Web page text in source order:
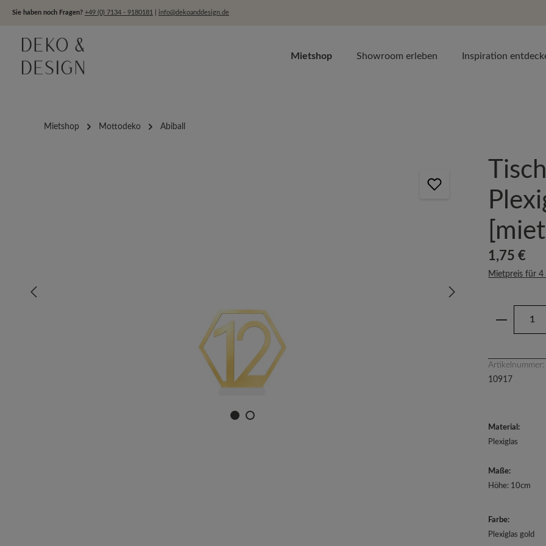
Hauptinhalt springen
Zur Hauptnavigation springen
Sie haben noch Fragen? +49 (0) 7134 - 9180181 info@dekoanddesign.de
Mietshop Showroom erleben Inspiration
Mietshop Mottodeko Abiball
Regulärer
1,75 €
Mietpreis für 4
Artikelnummer:
10917
Material:
Plexiglas
Maße:
Höhe: 10cm
Farbe:
Plexiglas gold